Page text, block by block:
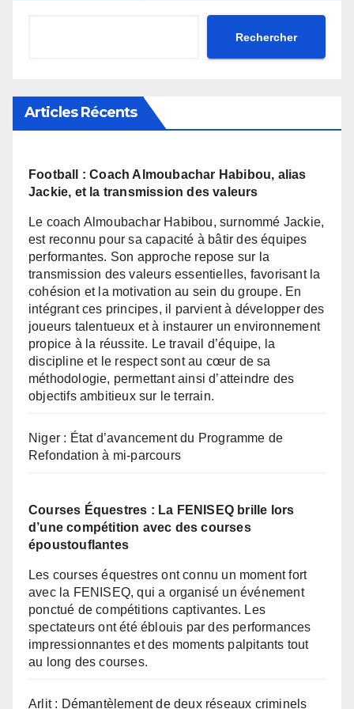
Rechercher
Articles Récents
Football : Coach Almoubachar Habibou, alias
Jackie, et la transmission des valeurs
Le coach Almoubachar Habibou, surnommé Jackie,
est reconnu pour sa capacité à bâtir des équipes
performantes. Son approche repose sur la
transmission des valeurs essentielles, favorisant la
cohésion et la motivation au sein du groupe. En
intégrant ces principes, il parvient à développer des
joueurs talentueux et à instaurer un environnement
propice à la réussite. Le travail d’équipe, la
discipline et le respect sont au cœur de sa
méthodologie, permettant ainsi d’atteindre des
objectifs ambitieux sur le terrain.
Niger : État d’avancement du Programme de
Refondation à mi-parcours
Courses Équestres : La FENISEQ brille lors
d’une compétition avec des courses
époustouflantes
Les courses équestres ont connu un moment fort
avec la FENISEQ, qui a organisé un événement
ponctué de compétitions captivantes. Les
spectateurs ont été éblouis par des performances
impressionnantes et des moments palpitants tout
au long des courses.
Arlit : Démantèlement de deux réseaux criminels